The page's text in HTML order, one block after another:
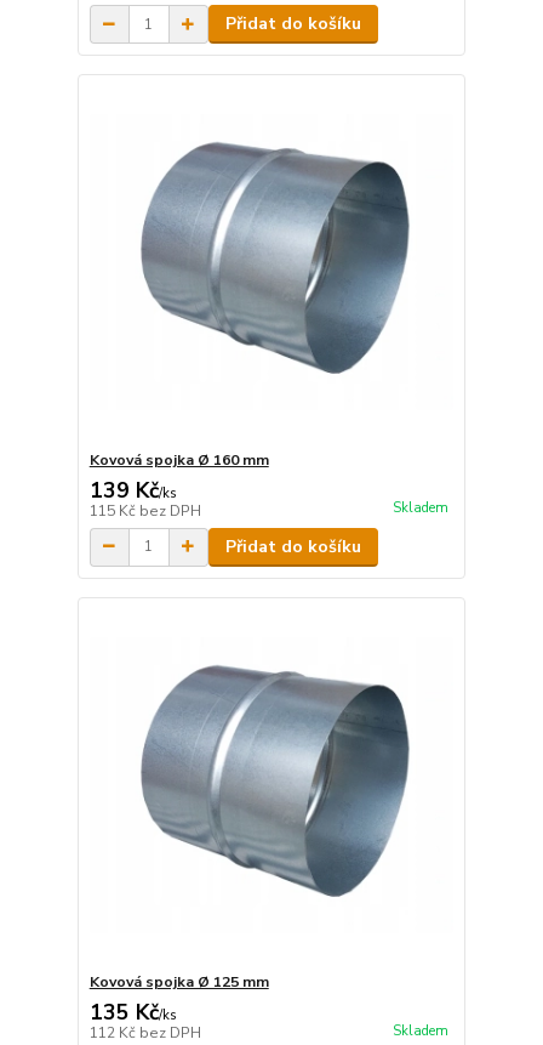
Přidat do košíku
Kovová spojka Ø 160 mm
139 Kč/ks
115 Kč bez DPH Skladem
Přidat do košíku
Kovová spojka Ø 125 mm
135 Kč/ks
112 Kč bez DPH Skladem